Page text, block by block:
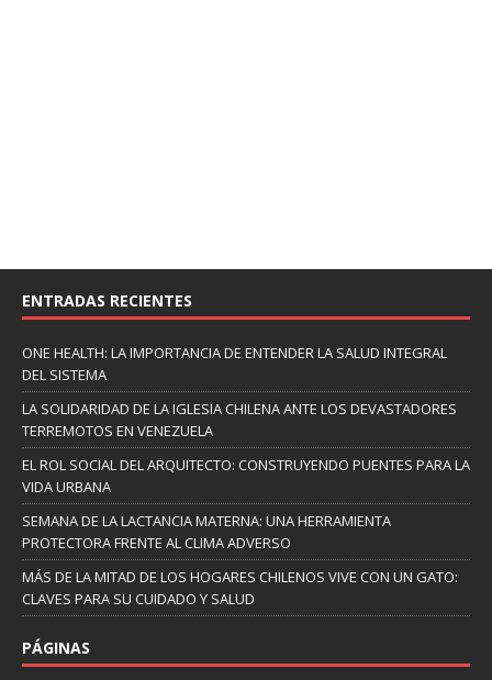
ENTRADAS RECIENTES
ONE HEALTH: LA IMPORTANCIA DE ENTENDER LA SALUD INTEGRAL
DEL SISTEMA
LA SOLIDARIDAD DE LA IGLESIA CHILENA ANTE LOS DEVASTADORES
TERREMOTOS EN VENEZUELA
EL ROL SOCIAL DEL ARQUITECTO: CONSTRUYENDO PUENTES PARA LA
VIDA URBANA
SEMANA DE LA LACTANCIA MATERNA: UNA HERRAMIENTA
PROTECTORA FRENTE AL CLIMA ADVERSO
MÁS DE LA MITAD DE LOS HOGARES CHILENOS VIVE CON UN GATO:
CLAVES PARA SU CUIDADO Y SALUD
PÁGINAS